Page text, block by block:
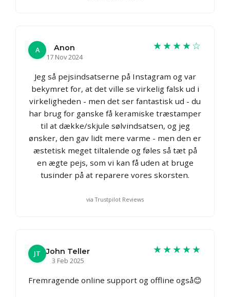
A
Anon
17 Nov 2024
★★★★☆
Jeg så pejsindsatserne på Instagram og var
bekymret for, at det ville se virkelig falsk ud i
virkeligheden - men det ser fantastisk ud - du
har brug for ganske få keramiske træstamper
til at dække/skjule sølvindsatsen, og jeg
ønsker, den gav lidt mere varme - men den er
æstetisk meget tiltalende og føles så tæt på
en ægte pejs, som vi kan få uden at bruge
tusinder på at reparere vores skorsten.
via Trustpilot Reviews
JT
John Teller
3 Feb 2025
★★★★★
Fremragende online support og offline også😊